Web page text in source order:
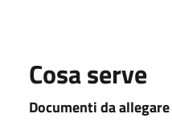
Cosa serve
Documenti da allegare